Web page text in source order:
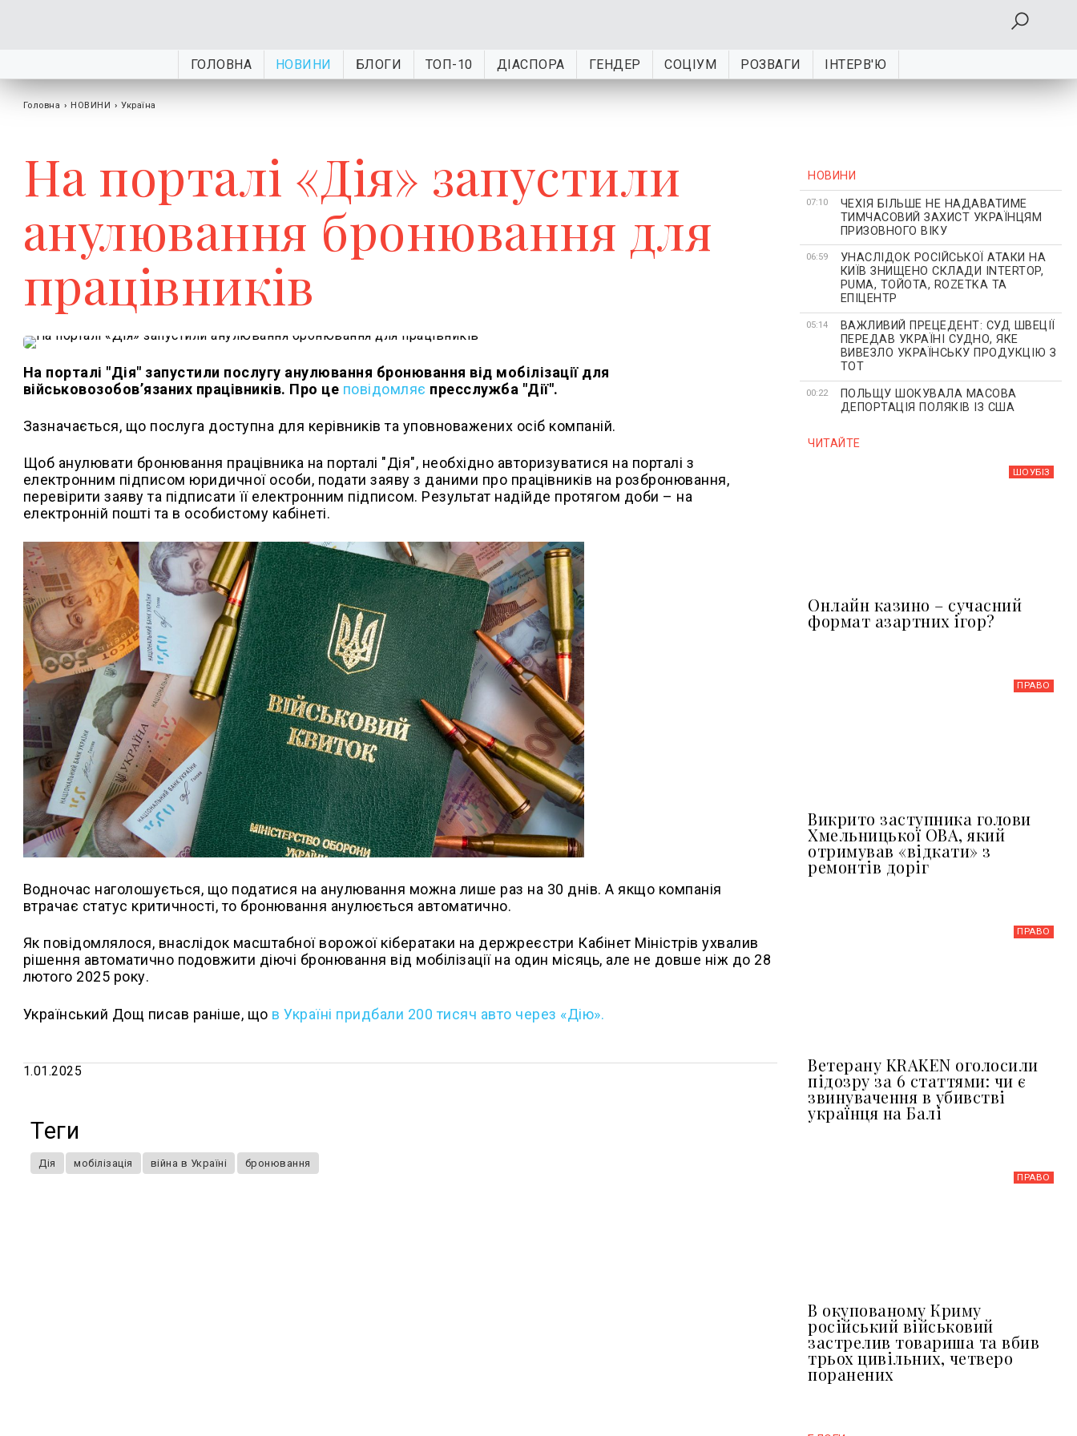
ГОЛОВНА НОВИНИ БЛОГИ ТОП-10 ДІАСПОРА ГЕНДЕР СОЦІУМ РОЗВАГИ ІНТЕРВ'Ю
Головна › НОВИНИ › Україна
На порталі «Дія» запустили
анулювання бронювання для
працівників
На порталі "Дія" запустили послугу анулювання бронювання від мобілізації для
військовозобов’язаних працівників. Про це повідомляє пресслужба "Дії".
Зазначається, що послуга доступна для керівників та уповноважених осіб компаній.
Щоб анулювати бронювання працівника на порталі "Дія", необхідно авторизуватися на порталі з
електронним підписом юридичної особи, подати заяву з даними про працівників на розбронювання,
перевірити заяву та підписати її електронним підписом. Результат надійде протягом доби – на
електронній пошті та в особистому кабінеті.
Водночас наголошується, що податися на анулювання можна лише раз на 30 днів. А якщо компанія
втрачає статус критичності, то бронювання анулюється автоматично.
Як повідомлялося, внаслідок масштабної ворожої кібератаки на держреєстри Кабінет Міністрів ухвалив
рішення автоматично подовжити діючі бронювання від мобілізації на один місяць, але не довше ніж до 28
лютого 2025 року.
Український Дощ писав раніше, що в Україні придбали 200 тисяч авто через «Дію».
1.01.2025
Теги
Дія мобілізація війна в Україні бронювання
НОВИНИ
07:10
ЧЕХІЯ БІЛЬШЕ НЕ НАДАВАТИМЕ
ТИМЧАСОВИЙ ЗАХИСТ УКРАЇНЦЯМ
ПРИЗОВНОГО ВІКУ
06:59
УНАСЛІДОК РОСІЙСЬКОЇ АТАКИ НА
КИЇВ ЗНИЩЕНО СКЛАДИ INTERTOP,
PUMA, ТОЙОТА, ROZETKA ТА
ЕПІЦЕНТР
05:14
ВАЖЛИВИЙ ПРЕЦЕДЕНТ: СУД ШВЕЦІЇ
ПЕРЕДАВ УКРАЇНІ СУДНО, ЯКЕ
ВИВЕЗЛО УКРАЇНСЬКУ ПРОДУКЦІЮ З
ТОТ
00:22
ПОЛЬЩУ ШОКУВАЛА МАСОВА
ДЕПОРТАЦІЯ ПОЛЯКІВ ІЗ США
ЧИТАЙТЕ
ШОУБIЗ
Онлайн казино – сучасний
формат азартних ігор?
ПРАВО
Викрито заступника голови
Хмельницької ОВА, який
отримував «відкати» з
ремонтів доріг
ПРАВО
Ветерану KRAKEN оголосили
підозру за 6 статтями: чи є
звинувачення в убивстві
українця на Балі
ПРАВО
В окупованому Криму
російський військовий
застрелив товариша та вбив
трьох цивільних, четверо
поранених